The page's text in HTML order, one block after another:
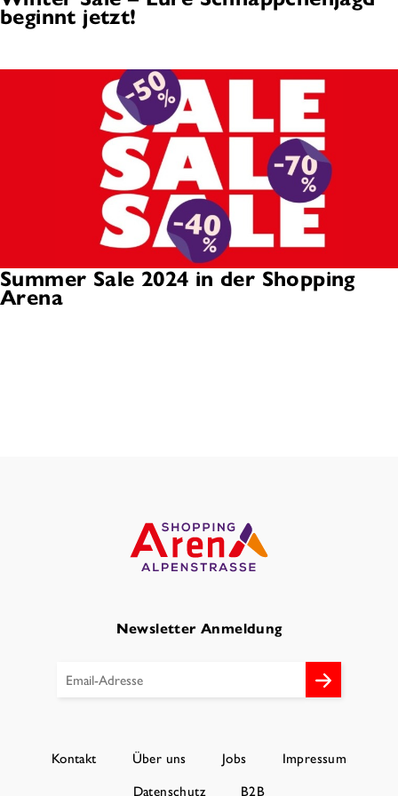
beginnt jetzt!
Summer Sale 2024 in der Shopping
Arena
Newsletter Anmeldung
Kontakt Über uns Jobs
Impressum
Datenschutz
B2B